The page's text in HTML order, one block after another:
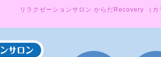
リラクゼーションサロン からだRecovery （カ